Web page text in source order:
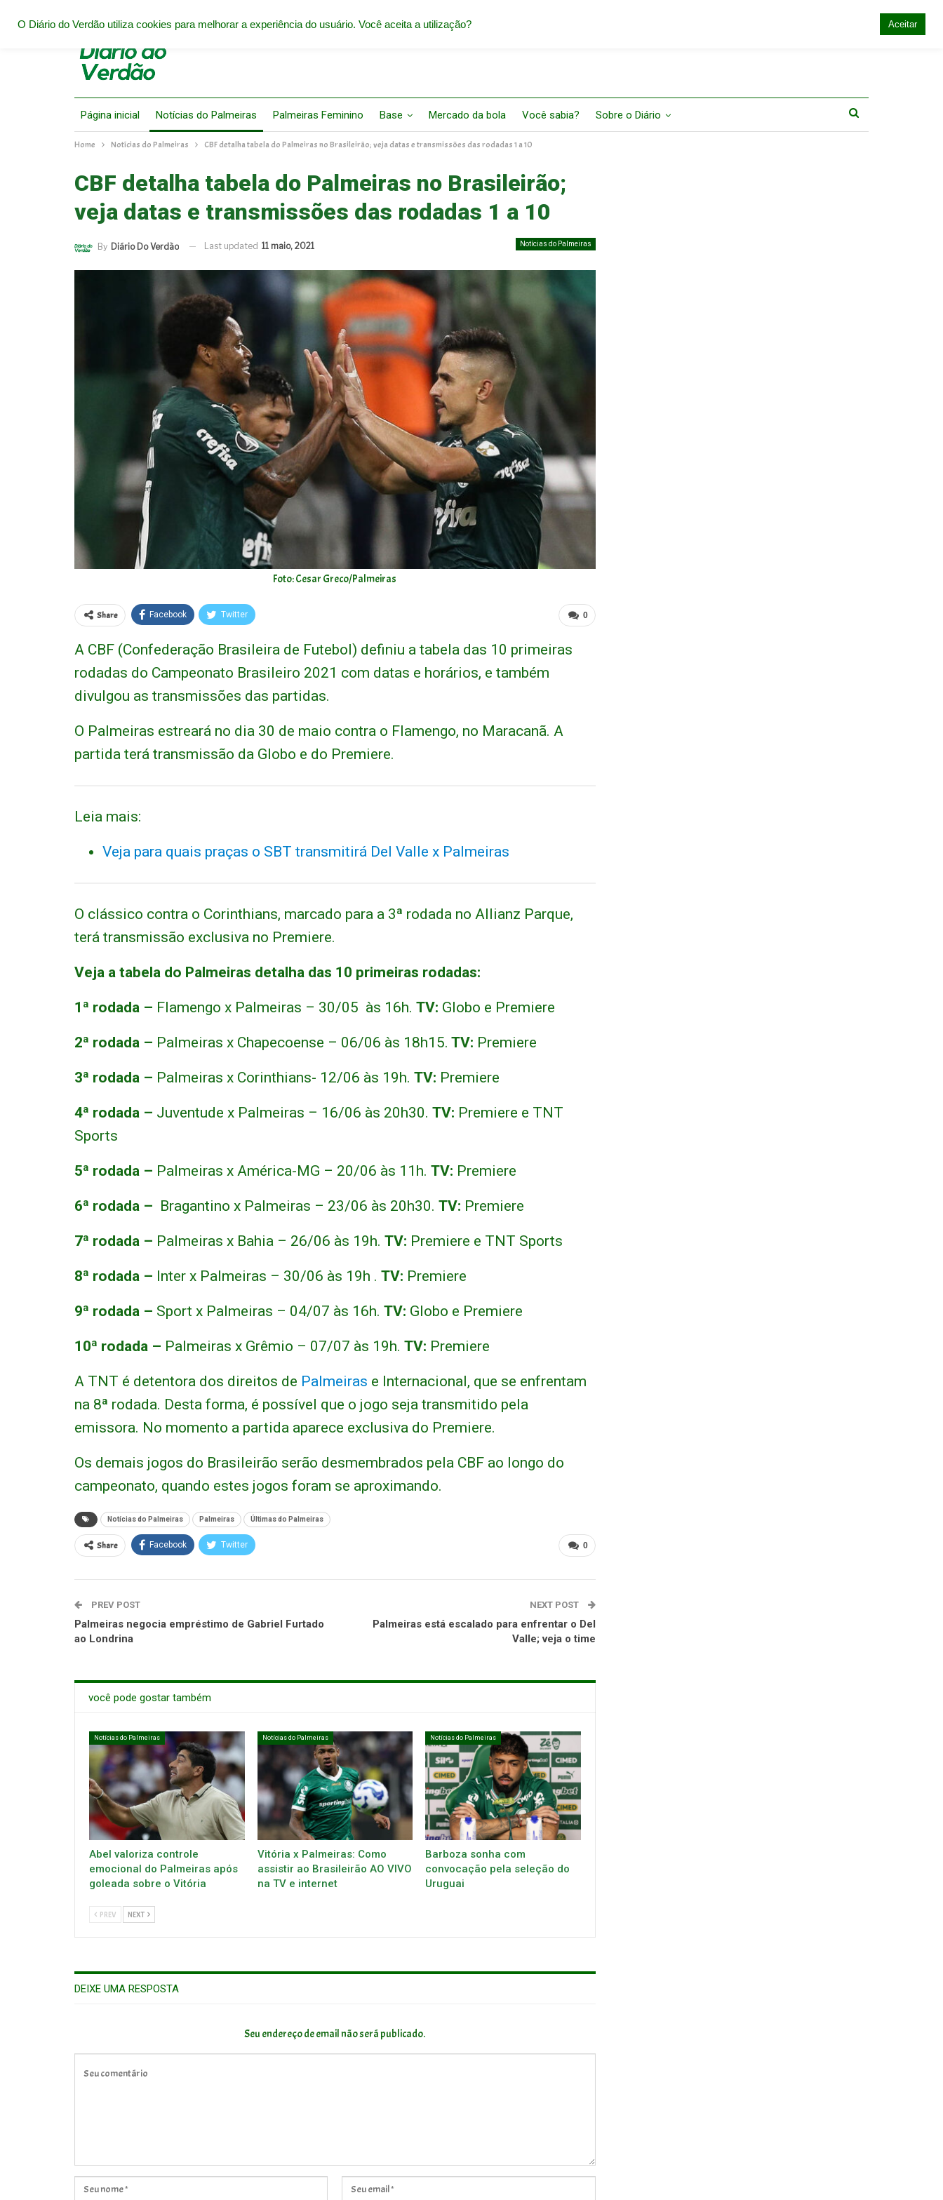
Página inicial Notícias do Palmeiras Palmeiras Feminino Base Mercado da bola Você sabia? Sobre o Diário
Home Notícias do Palmeiras CBF detalha tabela do Palmeiras no Brasileirão; veja datas e transmissões das rodadas 1 a 10
CBF detalha tabela do Palmeiras no Brasileirão;
veja datas e transmissões das rodadas 1 a 10
Notícias do Palmeiras
By Diário Do Verdão Last updated 11 maio, 2021
Foto: Cesar Greco/Palmeiras
0
Share Facebook Twitter
A CBF (Confederação Brasileira de Futebol) definiu a tabela das 10 primeiras
rodadas do Campeonato Brasileiro 2021 com datas e horários, e também
divulgou as transmissões das partidas.
O Palmeiras estreará no dia 30 de maio contra o Flamengo, no Maracanã. A
partida terá transmissão da Globo e do Premiere.
Leia mais:
Veja para quais praças o SBT transmitirá Del Valle x Palmeiras
O clássico contra o Corinthians, marcado para a 3ª rodada no Allianz Parque,
terá transmissão exclusiva no Premiere.
Veja a tabela do Palmeiras detalha das 10 primeiras rodadas:
1ª rodada – Flamengo x Palmeiras – 30/05 às 16h. TV: Globo e Premiere
2ª rodada – Palmeiras x Chapecoense – 06/06 às 18h15. TV: Premiere
3ª rodada – Palmeiras x Corinthians- 12/06 às 19h. TV: Premiere
4ª rodada – Juventude x Palmeiras – 16/06 às 20h30. TV: Premiere e TNT
Sports
5ª rodada – Palmeiras x América-MG – 20/06 às 11h. TV: Premiere
6ª rodada – Bragantino x Palmeiras – 23/06 às 20h30. TV: Premiere
7ª rodada – Palmeiras x Bahia – 26/06 às 19h. TV: Premiere e TNT Sports
8ª rodada – Inter x Palmeiras – 30/06 às 19h . TV: Premiere
9ª rodada – Sport x Palmeiras – 04/07 às 16h. TV: Globo e Premiere
10ª rodada – Palmeiras x Grêmio – 07/07 às 19h. TV: Premiere
A TNT é detentora dos direitos de Palmeiras e Internacional, que se enfrentam
na 8ª rodada. Desta forma, é possível que o jogo seja transmitido pela
emissora. No momento a partida aparece exclusiva do Premiere.
Os demais jogos do Brasileirão serão desmembrados pela CBF ao longo do
campeonato, quando estes jogos foram se aproximando.
Notícias do Palmeiras Palmeiras Últimas do Palmeiras
0
Share Facebook Twitter
PREV POST
Palmeiras negocia empréstimo de Gabriel Furtado
ao Londrina
NEXT POST
Palmeiras está escalado para enfrentar o Del
Valle; veja o time
você pode gostar também
Notícias do Palmeiras
Abel valoriza controle
emocional do Palmeiras após
goleada sobre o Vitória
Notícias do Palmeiras
Vitória x Palmeiras: Como
assistir ao Brasileirão AO VIVO
na TV e internet
Notícias do Palmeiras
Barboza sonha com
convocação pela seleção do
Uruguai
PREV NEXT
DEIXE UMA RESPOSTA
Seu endereço de email não será publicado.
O Diário do Verdão utiliza cookies para melhorar a experiência do usuário. Você aceita a utilização? Aceitar